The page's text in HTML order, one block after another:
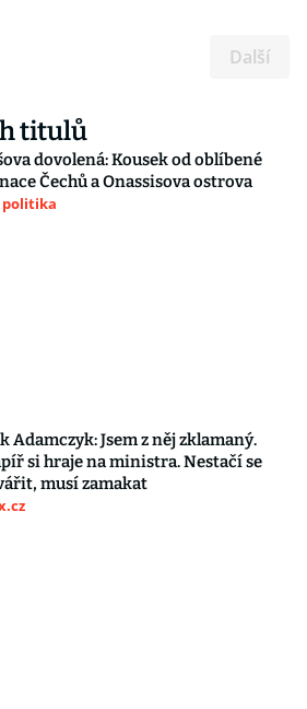
Další
titulů
dovolená: Kousek od oblíbené
Čechů a Onassisova ostrova
politika
Adamczyk: Jsem z něj zklamaný.
si hraje na ministra. Nestačí se
musí zamakat